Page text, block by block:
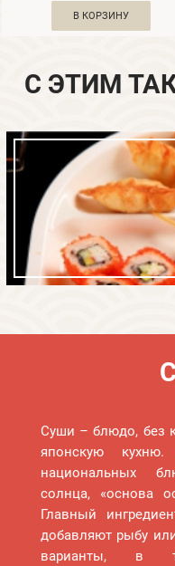
В КОРЗИНУ
С ЭТИМ
Суши – блюдо, без
японскую
национальных
солнца, «основа
Главный
добавляют рыбу
варианты, в